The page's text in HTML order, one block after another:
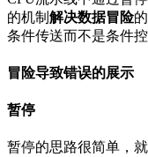
的机制 解决数据冒险
条件传送而不是条件
冒险导致错误的展示
暂停
暂停的思路很简单，